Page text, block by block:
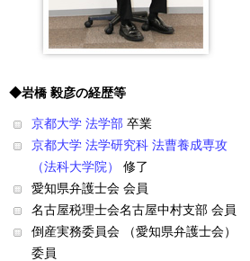
◆岩橋 毅彦の経歴等
京都大学 法学部 卒業
京都大学 法学研究科 法曹養成専攻
（法科大学院）
修了
愛知県弁護士会 会員
名古屋税理士会名古屋中村支部 会員
倒産実務委員会 （愛知県弁護士会）
委員